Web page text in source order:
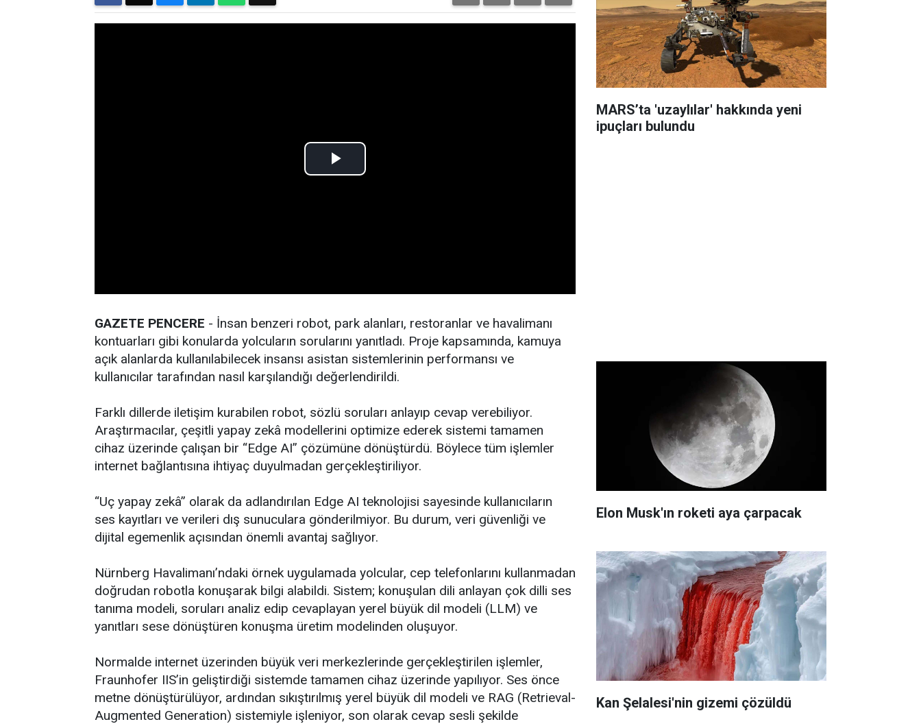
GAZETE PENCERE - İnsan benzeri robot, park alanları, restoranlar ve havalimanı
kontuarları gibi konularda yolcuların sorularını yanıtladı. Proje kapsamında, kamuya
açık alanlarda kullanılabilecek insansı asistan sistemlerinin performansı ve
kullanıcılar tarafından nasıl karşılandığı değerlendirildi.
Farklı dillerde iletişim kurabilen robot, sözlü soruları anlayıp cevap verebiliyor.
Araştırmacılar, çeşitli yapay zekâ modellerini optimize ederek sistemi tamamen
cihaz üzerinde çalışan bir “Edge AI” çözümüne dönüştürdü. Böylece tüm işlemler
internet bağlantısına ihtiyaç duyulmadan gerçekleştiriliyor.
“Uç yapay zekâ” olarak da adlandırılan Edge AI teknolojisi sayesinde kullanıcıların
ses kayıtları ve verileri dış sunuculara gönderilmiyor. Bu durum, veri güvenliği ve
dijital egemenlik açısından önemli avantaj sağlıyor.
Nürnberg Havalimanı’ndaki örnek uygulamada yolcular, cep telefonlarını kullanmadan
doğrudan robotla konuşarak bilgi alabildi. Sistem; konuşulan dili anlayan çok dilli ses
tanıma modeli, soruları analiz edip cevaplayan yerel büyük dil modeli (LLM) ve
yanıtları sese dönüştüren konuşma üretim modelinden oluşuyor.
Normalde internet üzerinden büyük veri merkezlerinde gerçekleştirilen işlemler,
Fraunhofer IIS’in geliştirdiği sistemde tamamen cihaz üzerinde yapılıyor. Ses önce
metne dönüştürülüyor, ardından sıkıştırılmış yerel büyük dil modeli ve RAG (Retrieval-
Augmented Generation) sistemiyle işleniyor, son olarak cevap sesli şekilde
MARS’ta 'uzaylılar' hakkında yeni
ipuçları bulundu
Elon Musk'ın roketi aya çarpacak
Kan Şelalesi'nin gizemi çözüldü